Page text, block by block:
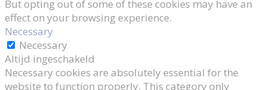
But opting out of some of these cookies may have an
effect on your browsing experience.
Necessary
Necessary
Altijd ingeschakeld
Necessary cookies are absolutely essential for the
website to function properly. This category only